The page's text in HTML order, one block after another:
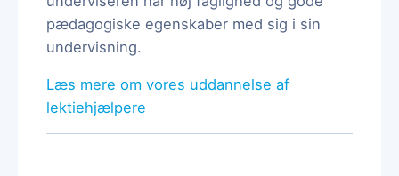
pædagogiske egenskaber med sig i sin
undervisning.
Læs mere om vores uddannelse af
lektiehjælpere